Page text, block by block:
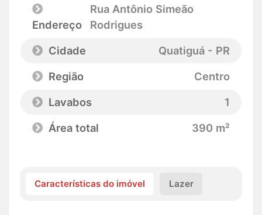
Endereço
Rua Antônio Simeão
Rodrigues
Cidade
Quatiguá - PR
Região
Centro
Lavabos
1
Área total
390 m²
Características do imóvel Lazer